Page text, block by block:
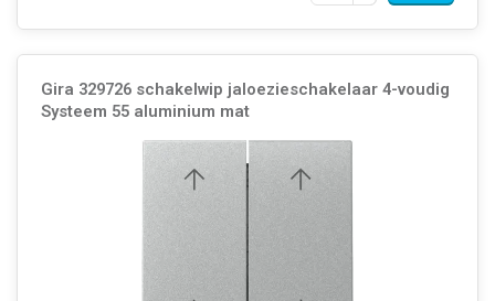
Gira 329726 schakelwip jaloezieschakelaar 4-voudig
Systeem 55 aluminium mat